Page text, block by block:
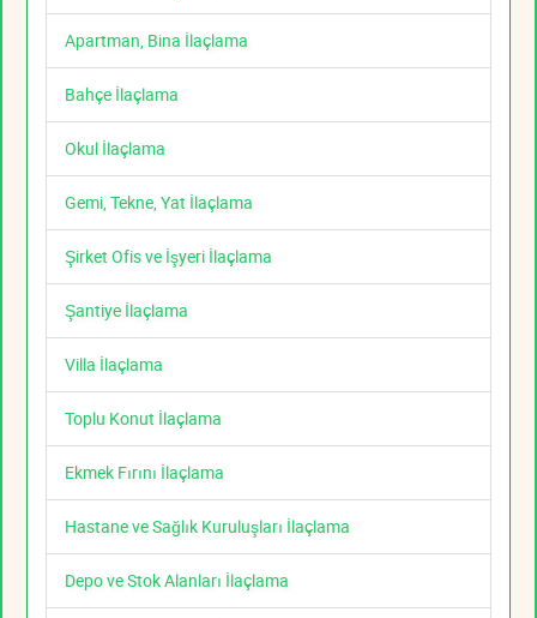
Apartman, Bina İlaçlama
Bahçe İlaçlama
Okul İlaçlama
Gemi, Tekne, Yat İlaçlama
Şirket Ofis ve İşyeri İlaçlama
Şantiye İlaçlama
Villa İlaçlama
Toplu Konut İlaçlama
Ekmek Fırını İlaçlama
Hastane ve Sağlık Kuruluşları İlaçlama
Depo ve Stok Alanları İlaçlama